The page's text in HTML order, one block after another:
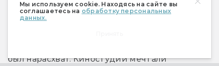
Мы используем cookie. Находясь на сайте вы
соглашаетесь на обработку персональных
данных.
был нарасхват. Киностудии мечтали